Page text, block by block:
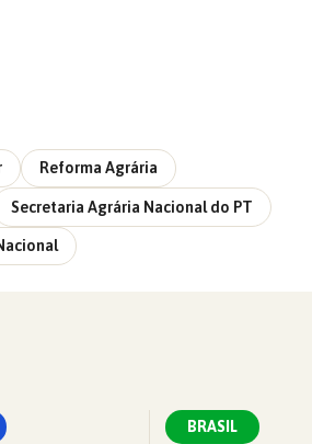
Reforma Agrária
Secretaria Agrária Nacional do PT
BRASIL